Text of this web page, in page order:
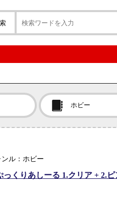
ル：ホビー
っくりあしーる 1.クリア + 2.